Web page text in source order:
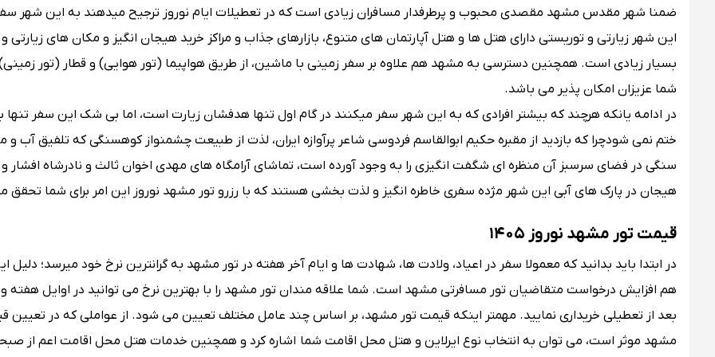
ضمنا شهر مقدس مشهد مقصدی محبوب و پرطرفدار مسافران زیادی است که در تعطیلات ایام نوروز ترجیح میدهند به این شهر
این شهر زیارتی و توریستی دارای هتل‌ ها و هتل آپارتمان های متنوع، بازارهای جذاب و مراکز خرید هیجان انگیز و مکان های زیارتی
بسیار زیادی است. همچنین دسترسی به مشهد هم علاوه بر سفر زمینی با ماشین، از طریق هواپیما (تور هوایی) و قطار (تور
شما عزیزان امکان پذیر می باشد.
در ادامه یانکه هرچند که بیشتر افرادی که به این شهر سفر میکنند در گام اول تنها هدفشان زیارت است، اما بی شک این سفر تنها
ختم نمی شودچرا که بازدید از مقبره حکیم ابوالقاسم فردوسی شاعر پرآوازه ایران، لذت از طبیعت چشمنواز کوهسنگی که تلفیق آب و
سنگی در فضای سرسبز آن منظره ای شگفت انگیزی را به وجود آورده است، تماشای آرامگاه های مهدی اخوان ثالث و نادرشاه افشار و
هیجان در پارک های آبی این شهر مژده سفری خاطره انگیز و لذت بخشی هستند که با رزرو تور مشهد نوروز این امر برای شما تحقق
قیمت تور مشهد نوروز ۱۴۰۵
در ابتدا باید بدانید که معمولا سفر در اعیاد، ولادت‌ ها، شهادت ‌ها و ایام آخر هفته در تور مشهد به گرانترین نرخ خود میرسد؛
هم افزایش درخواست متقاضیان تور مسافرتی مشهد است. شما علاقه مندان تور مشهد را با بهترین نرخ می ‌توانید در اوایل هفته
بعد از تعطیلی خریداری نمایید. مهمتر اینکه قیمت تور مشهد، بر اساس چند عامل مختلف تعیین می‌ شود. از عواملی که در تعیین
مشهد موثر است، می توان به انتخاب نوع ایرلاین و هتل محل اقامت شما اشاره کرد و همچنین خدمات هتل محل اقامت اعم از